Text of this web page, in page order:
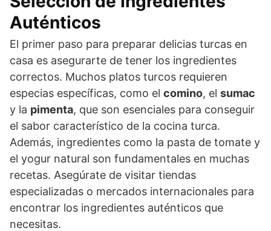
Auténticos
El primer paso para preparar delicias turcas en
casa es asegurarte de tener los ingredientes
correctos. Muchos platos turcos requieren
especias específicas, como el comino, el sumac
y la pimenta, que son esenciales para conseguir
el sabor característico de la cocina turca.
Además, ingredientes como la pasta de tomate y
el yogur natural son fundamentales en muchas
recetas. Asegúrate de visitar tiendas
especializadas o mercados internacionales para
encontrar los ingredientes auténticos que
necesitas.